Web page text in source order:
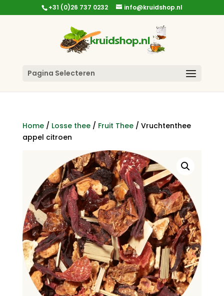
+31 (0)26 737 0232 info@kruidshop.nl
Pagina Selecteren
Home/ Losse thee/ Fruit Thee/ Vruchtenthee
appel citroen